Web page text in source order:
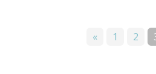
« 1 2